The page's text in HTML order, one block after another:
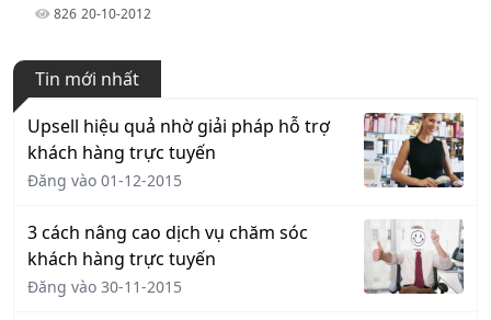
826 20-10-2012
Tin mới nhất
Upsell hiệu quả nhờ giải pháp hỗ trợ
khách hàng trực tuyến
Đăng vào 01-12-2015
3 cách nâng cao dịch vụ chăm sóc
khách hàng trực tuyến
Đăng vào 30-11-2015